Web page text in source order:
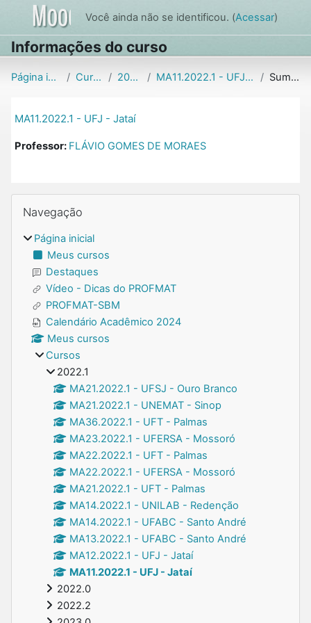
Ir para o conteúdo principal
Você ainda não se identificou. (Acessar)
Informações do curso
Página inicial Cursos 2022.1 MA11.2022.1 - UFJ - Jataí Sumário
MA11.2022.1 - UFJ - Jataí
Professor: FLÁVIO GOMES DE MORAES
Blocos
Navegação
Página inicial
Meus cursos
Destaques
Vídeo - Dicas do PROFMAT
PROFMAT-SBM
Calendário Acadêmico 2024
Meus cursos
Cursos
2022.1
MA21.2022.1 - UFSJ - Ouro Branco
MA21.2022.1 - UNEMAT - Sinop
MA36.2022.1 - UFT - Palmas
MA23.2022.1 - UFERSA - Mossoró
MA22.2022.1 - UFT - Palmas
MA22.2022.1 - UFERSA - Mossoró
MA21.2022.1 - UFT - Palmas
MA14.2022.1 - UNILAB - Redenção
MA14.2022.1 - UFABC - Santo André
MA13.2022.1 - UFABC - Santo André
MA12.2022.1 - UFJ - Jataí
MA11.2022.1 - UFJ - Jataí
2022.0
2022.2